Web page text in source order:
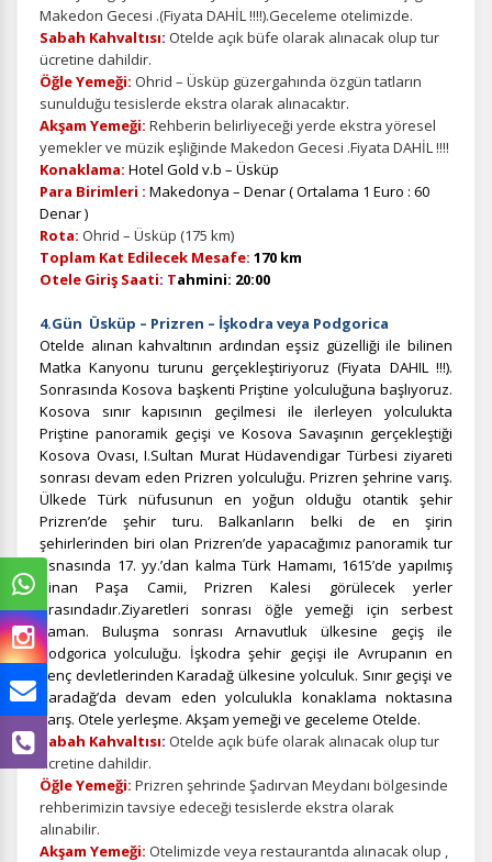
Makedon Gecesi .(Fiyata DAHİL !!!!).Geceleme otelimizde.
Sabah Kahvaltısı: Otelde açık büfe olarak alınacak olup tur
ücretine dahildir.
Öğle Yemeği: Ohrid – Üsküp güzergahında özgün tatların
sunulduğu tesislerde ekstra olarak alınacaktır.
Akşam Yemeği: Rehberin belirliyeceği yerde ekstra yöresel
yemekler ve müzik eşliğinde Makedon Gecesi .Fiyata DAHİL !!!!
Konaklama: Hotel Gold v.b – Üsküp
Para Birimleri : Makedonya – Denar ( Ortalama 1 Euro : 60
Denar )
Rota: Ohrid – Üsküp (175 km)
Toplam Kat Edilecek Mesafe: 170 km
Otele Giriş Saati: Tahmini: 20:00
4.Gün Üsküp – Prizren – İşkodra veya Podgorica
Otelde alınan kahvaltının ardından eşsiz güzelliği ile bilinen
Matka Kanyonu turunu gerçekleştiriyoruz (Fiyata DAHIL !!!).
Sonrasında Kosova başkenti Priştine yolculuğuna başlıyoruz.
Kosova sınır kapısının geçilmesi ile ilerleyen yolculukta
Priştine panoramik geçişi ve Kosova Savaşının gerçekleştiği
Kosova Ovası, I.Sultan Murat Hüdavendigar Türbesi ziyareti
sonrası devam eden Prizren yolculuğu. Prizren şehrine varış.
Ülkede Türk nüfusunun en yoğun olduğu otantik şehir
Prizren’de şehir turu.Balkanların belki de en şirin
şehirlerinden biri olan Prizren’de yapacağımız panoramik tur
esnasında 17. yy.’dan kalma Türk Hamamı, 1615’de yapılmış
Sinan Paşa Camii, Prizren Kalesi görülecek yerler
arasındadır.Ziyaretleri sonrası öğle yemeği için serbest
zaman. Buluşma sonrası Arnavutluk ülkesine geçiş ile
Podgorica yolculuğu. İşkodra şehir geçişi ile Avrupanın en
genç devletlerinden Karadağ ülkesine yolculuk. Sınır geçişi ve
Karadağ’da devam eden yolculukla konaklama noktasına
varış. Otele yerleşme. Akşam yemeği ve geceleme Otelde.
Sabah Kahvaltısı: Otelde açık büfe olarak alınacak olup tur
ücretine dahildir.
Öğle Yemeği: Prizren şehrinde Şadırvan Meydanı bölgesinde
rehberimizin tavsiye edeceği tesislerde ekstra olarak
alınabilir.
Akşam Yemeği: Otelimizde veya restaurantda alınacak olup ,